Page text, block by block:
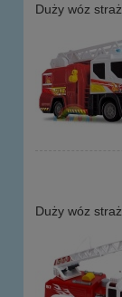
Duży wóz
Duży wóz